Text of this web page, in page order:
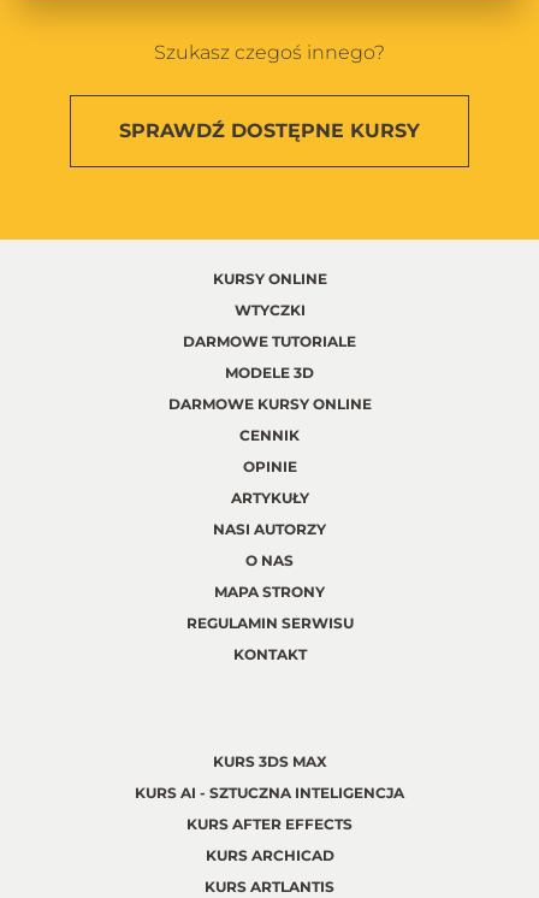
Szukasz czegoś innego?
SPRAWDŹ DOSTĘPNE KURSY
KURSY ONLINE
WTYCZKI
DARMOWE TUTORIALE
MODELE 3D
DARMOWE KURSY ONLINE
CENNIK
OPINIE
ARTYKUŁY
NASI AUTORZY
O NAS
MAPA STRONY
REGULAMIN SERWISU
KONTAKT
KURS 3DS MAX
KURS AI - SZTUCZNA INTELIGENCJA
KURS AFTER EFFECTS
KURS ARCHICAD
KURS ARTLANTIS